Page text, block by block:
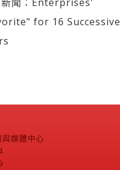
新聞：Enterprises'
for 16 Successive
媒體中心